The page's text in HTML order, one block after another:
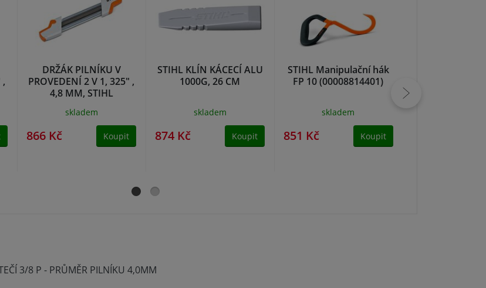
,
DRŽÁK PILNÍKU V
PROVEDENÍ 2 V 1, 325" ,
4,8 MM, STIHL
skladem
866 Kč Koupit
STIHL KLÍN KÁCECÍ ALU
1000G, 26 CM
skladem
874 Kč Koupit
STIHL Manipulační hák
FP 10 (00008814401)
skladem
851 Kč Koupit
3/8 P - PRŮMĚR PILNÍKU 4,0MM